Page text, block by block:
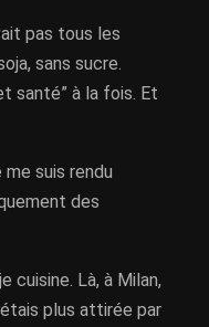
pas tous les
sans sucre.
santé” à la fois. Et
suis rendu
des
cuisine. Là, à Milan,
plus attirée par